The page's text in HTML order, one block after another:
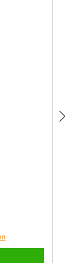
zum